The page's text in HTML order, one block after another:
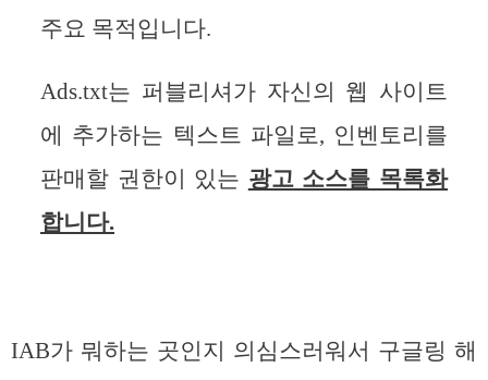
주요 목적입니다.
Ads.txt는 퍼블리셔가 자신의 웹 사이트
에 추가하는 텍스트 파일로, 인벤토리를
판매할 권한이 있는 광고 소스를 목록화
합니다.
IAB가 뭐하는 곳인지 의심스러워서 구글링 해